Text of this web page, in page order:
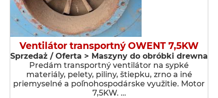
Ventilátor transportný OWENT 7,5KW
Sprzedaż / Oferta > Maszyny do obróbki drewna
Predám transportný ventilátor na sypké
materiály, pelety, piliny, štiepku, zrno a iné
priemyselné a poľnohospodárske využitie. Motor
7,5KW. …